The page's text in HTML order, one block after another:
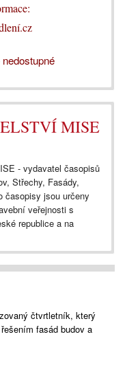
MISE
- vydavatel časopisů
Střechy, Fasády,
časopisy jsou určeny
veřejnosti s
republice a na
čtvrtletník, který
fasád budov a